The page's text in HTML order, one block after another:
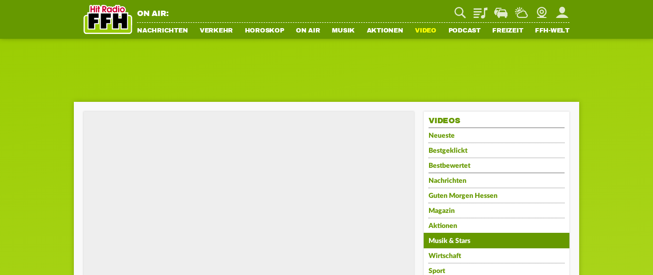
ON AIR: PlaylistStaupilotWetterWebcamMein FFH
NACHRICHTEN VERKEHR HOROSKOP ON AIR MUSIK AKTIONEN VIDEO PODCAST FREIZEIT FFH-WELT
VIDEOS
Neueste
Bestgeklickt
Bestbewertet
Nachrichten
Guten Morgen Hessen
Magazin
Aktionen
Musik & Stars
Wirtschaft
Sport